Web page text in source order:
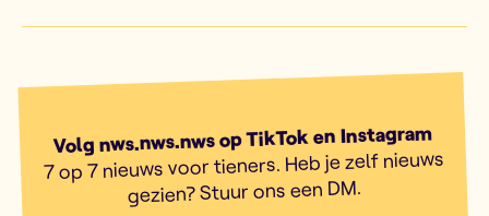
Volg nws.nws.nws op TikTok en Instagram
7 op 7 nieuws voor tieners. Heb je zelf nieuws
gezien? Stuur ons een DM.